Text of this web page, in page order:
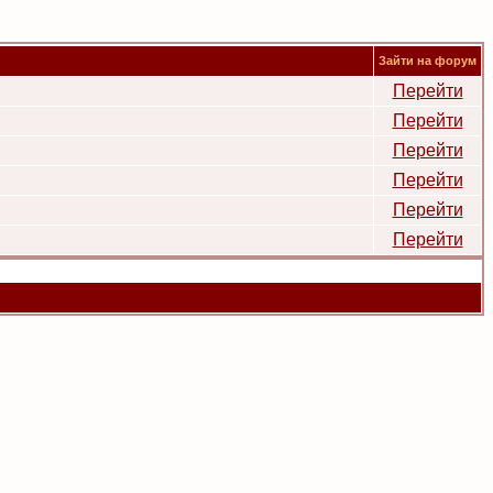
Зайти на форум
Перейти
Перейти
Перейти
Перейти
Перейти
Перейти